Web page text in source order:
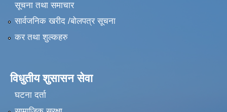
सूचना तथा समाचार
सार्वजनिक खरीद /बोलपत्र सूचना
कर तथा शुल्कहरु
विधुतीय शुसासन सेवा
घटना दर्ता